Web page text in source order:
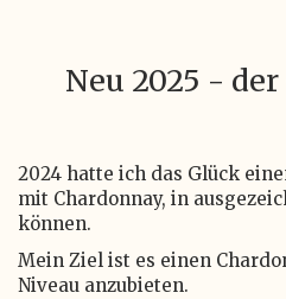
Neu 2025 -
2024 hatte ich das Glück
mit Chardonnay, in
können.
Mein Ziel ist es einen
Niveau anzubieten.